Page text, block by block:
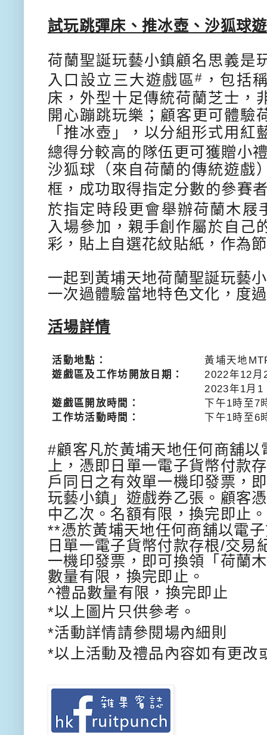
試玩跳彈床、推冰壺、沙狐球
荷蘭聖誕玩藝小鎮顧名思義是
入口設立三大遊戲區# ，包括
床， 外型十足傳統荷蘭芝士，
開心蹦跳玩樂； 顧客更可體驗
「推冰壺」， 以分組形式用紅
總得分較高的 隊伍更可獲贈小
沙狐球（ 來自荷蘭的傳統遊戲
框， 成功取得指定分數的參賽
於指定時段更會舉辦荷蘭木屐
入場參加，親手創作屬於自己
彩，貼上自選花紋貼紙，作為
一起到黃埔天地荷蘭聖誕玩藝
一次過體驗當地特色文化， 度
活場詳情
活動地點： 黃埔天地
遊戲區及工作坊開放日期：
2022年12 月
2023年1月 1
遊戲區開放時間：
下午1時至7
工作坊活動時間：
下午1時至6
#顧客凡於黃埔天地任何商舖以
上， 憑即日單一電子貨幣付款
戶同日之有效單一機印發票，
玩藝小鎮」 遊戲券乙張。顧客
中乙次。名額有限， 換完即止。
**憑於黃埔天地任何商舖以電
日 單一電子貨幣付款存根/交易
一機印發票，即可換領「荷蘭
數量有限， 換完即止。
^禮品數量有限，換完即止
*以上圖片只供參考。
*活動詳情請參閱場內細則
*以上活動及禮品內容如有更改